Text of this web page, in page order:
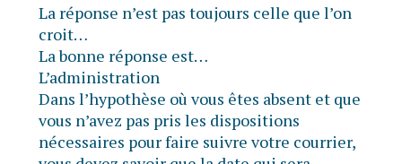
La réponse n’est pas toujours celle que l’on
croit…
La bonne réponse est…
L’administration
Dans l’hypothèse où vous êtes absent et que
vous n’avez pas pris les dispositions
nécessaires pour faire suivre votre courrier,